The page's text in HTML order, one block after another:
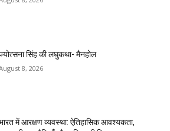
सिंह की लघुकथा- मैनहोल
8, 2026
में आरक्षण व्यवस्था: ऐतिहासिक आवश्यकता,